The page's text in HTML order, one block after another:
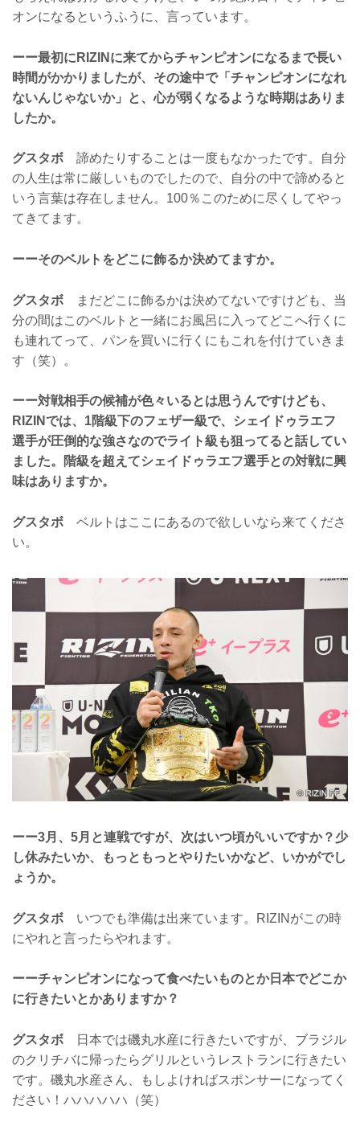
オンになるというふうに、言っています。
ーー最初にRIZINに来てからチャンピオンになるまで長い
時間がかかりましたが、その途中で「チャンピオンになれ
ないんじゃないか」と、心が弱くなるような時期はありま
したか。
グスタボ 諦めたりすることは一度もなかったです。自分
の人生は常に厳しいものでしたので、自分の中で諦めると
いう言葉は存在しません。100％このために尽くしてやっ
てきてます。
ーーそのベルトをどこに飾るか決めてますか。
グスタボ まだどこに飾るかは決めてないですけども、当
分の間はこのベルトと一緒にお風呂に入ってどこへ行くに
も連れてって、パンを買いに行くにもこれを付けていきま
す（笑）。
ーー対戦相手の候補が色々いるとは思うんですけども、
RIZINでは、1階級下のフェザー級で、シェイドゥラエフ
選手が圧倒的な強さなのでライト級も狙ってると話してい
ました。階級を超えてシェイドゥラエフ選手との対戦に興
味はありますか。
グスタボ ベルトはここにあるので欲しいなら来てくださ
い。
ーー3月、5月と連戦ですが、次はいつ頃がいいですか？少
し休みたいか、もっともっとやりたいかなど、いかがでし
ょうか。
グスタボ いつでも準備は出来ています。RIZINがこの時
にやれと言ったらやれます。
ーーチャンピオンになって食べたいものとか日本でどこか
に行きたいとかありますか？
グスタボ 日本では磯丸水産に行きたいですが、ブラジル
のクリチバに帰ったらグリルというレストランに行きたい
です。磯丸水産さん、もしよければスポンサーになってく
ださい！ハハハハハ（笑）